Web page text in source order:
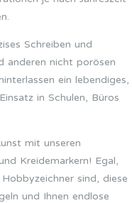
Schreiben und
anderen nicht porösen
ein lebendiges,
in Schulen, Büros
mit unseren
Kreidemarkern! Egal,
sind, diese
und Ihnen endlose